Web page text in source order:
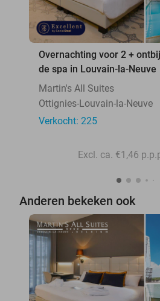
Overnachting voor 2 +
de spa in Louvain-la-Neuve
Martin's All Suites
Ottignies-Louvain-la-Neuve
Verkocht: 225
Excl. ca. €1,46
Anderen bekeken ook